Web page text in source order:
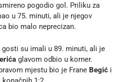
pogodio gol. Priliku za
u 75. minuti, ali je njegov
bio malo neprecizan.
su imali u 89. minuti, ali je
glavom odbio u korner.
mjestu bio je Frane Begić i